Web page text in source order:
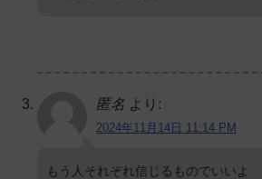
匿名 より:
2024年11月14日 11:14 PM
もう人それぞれ信じるものでいいよ